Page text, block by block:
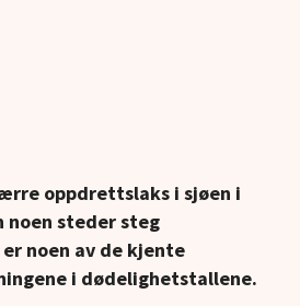
oppdrettslaks i sjøen i
noen steder steg
noen av de kjente
i dødelighetstallene.